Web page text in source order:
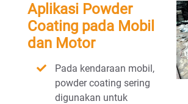
Aplikasi Powder
Coating pada Mobil
dan Motor
Pada kendaraan mobil,
powder coating sering
digunakan untuk